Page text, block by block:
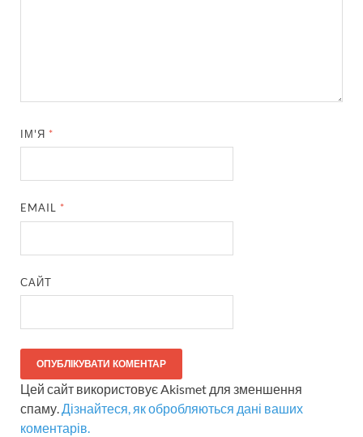
ІМ'Я *
EMAIL *
САЙТ
Цей сайт використовує Akismet для зменшення
спаму.Дізнайтеся, як обробляються дані ваших
коментарів.